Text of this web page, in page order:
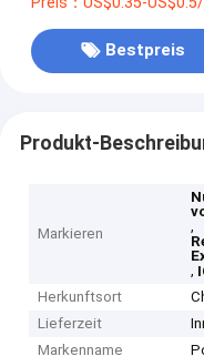
Bestpreis
Produkt-
Markieren
,
,
Herkunftsort
Lieferzeit
Markenname